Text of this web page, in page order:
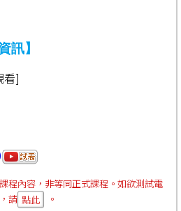
訊】
看]
程內容，非等同正式課程。如欲測試電
請 點此 。